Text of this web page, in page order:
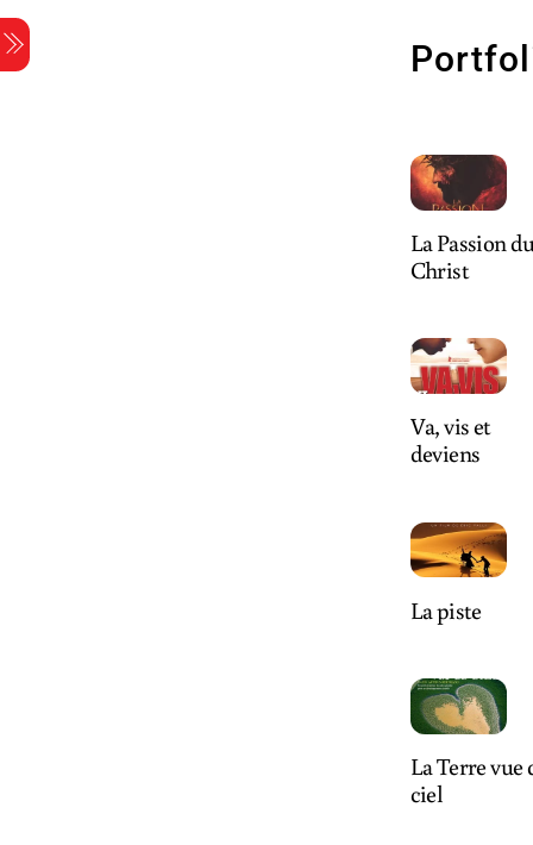
Skip
to
La Passion
Christ
Va, vis et
deviens
La piste
La Terre vue
ciel